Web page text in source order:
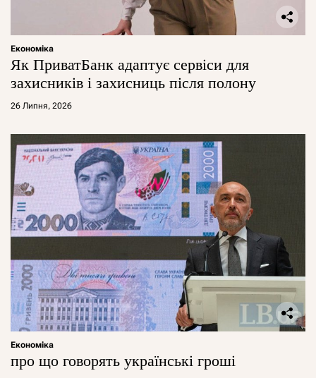
Економіка
Як ПриватБанк адаптує сервіси для
захисників і захисниць після полону
26 Липня, 2026
Економіка
про що говорять українські гроші